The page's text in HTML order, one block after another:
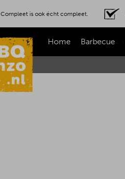
Compleet is ook écht compleet.
Home Barbecue